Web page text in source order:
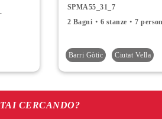
SPMA55_31_7
2 Bagni
6 stanze 7
Barri Gòtic Ciutat Vella
CERCANDO?